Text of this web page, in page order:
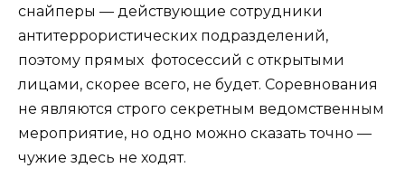
снайперы — действующие сотрудники
антитеррористических подразделений,
поэтому прямых фотосессий с открытыми
лицами, скорее всего, не будет. Соревнования
не являются строго секретным ведомственным
мероприятие, но одно можно сказать точно —
чужие здесь не ходят.